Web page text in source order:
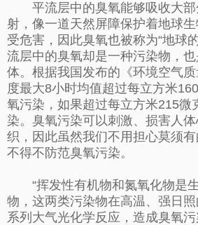
平流层中的臭氧能够吸收大部
射，像一道天然屏障保护着地球
受危害，因此臭氧也被称为“地球
流层中的臭氧却是一种污染物，
体。根据我国发布的《环境空气
度最大8小时均值超过每立方米
氧污染，如果超过每立方米215微
染。臭氧污染可以刺激、损害人
织，因此虽然我们不用担心莫须
不得不防范臭氧污染。
“挥发性有机物和氮氧化物是
物，这两类污染物在高温、强日
系列大气光化学反应，造成臭氧